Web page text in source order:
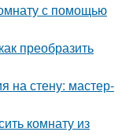
с помощью
преобразить
на стену: мастер-
комнату из